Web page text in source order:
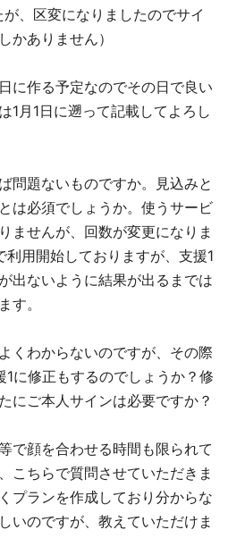
、区変になりましたのでサイ
かありません）
に作る予定なのでその日で良い
1月1日に遡って記載してよろし
問題ないものですか。見込みと
は必須でしょうか。使うサービ
ませんが、回数が変更になりま
用開始しておりますが、支援1
出ないように結果が出るまでは
す。
くわからないのですが、その際
に修正もするのでしょうか？修
にご本人サインは必要ですか？
で顔を合わせる時間も限られて
こちらで質問させていただきま
プランを作成しており分からな
いのですが、教えていただけま